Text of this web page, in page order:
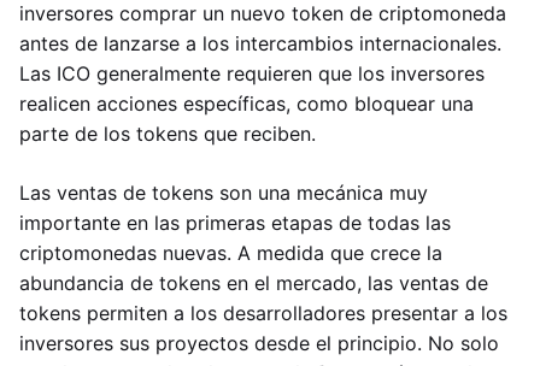
inversores comprar un nuevo token de criptomoneda
antes de lanzarse a los intercambios internacionales.
Las ICO generalmente requieren que los inversores
realicen acciones específicas, como bloquear una
parte de los tokens que reciben.
Las ventas de tokens son una mecánica muy
importante en las primeras etapas de todas las
criptomonedas nuevas. A medida que crece la
abundancia de tokens en el mercado, las ventas de
tokens permiten a los desarrolladores presentar a los
inversores sus proyectos desde el principio. No solo